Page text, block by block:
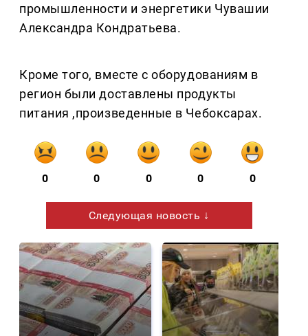
промышленности и энергетики Чувашии
Александра Кондратьева.
Кроме того, вместе с оборудованиям в
регион были доставлены продукты
питания ,произведенные в Чебоксарах.
0 0 0 0 0
Следующая новость ↓